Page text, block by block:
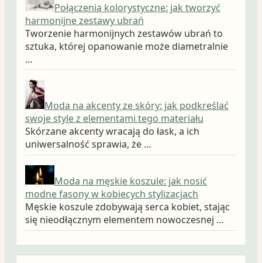
Połączenia kolorystyczne: jak tworzyć
harmonijne zestawy ubrań
Tworzenie harmonijnych zestawów ubrań to
sztuka, której opanowanie może diametralnie
…
Moda na akcenty ze skóry: jak podkreślać
swoje style z elementami tego materiału
Skórzane akcenty wracają do łask, a ich
uniwersalność sprawia, że …
Moda na męskie koszule: jak nosić
modne fasony w kobiecych stylizacjach
Męskie koszule zdobywają serca kobiet, stając
się nieodłącznym elementem nowoczesnej …